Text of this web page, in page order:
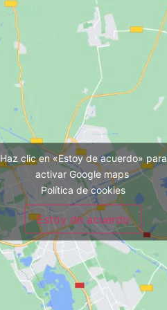
Haz clic en «Estoy de acuerdo» para
activar Google maps
Política de cookies
Estoy de acuerdo